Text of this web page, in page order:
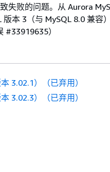
失败的问题。从 Aurora
本 3（与 MySQL 8.0 兼容
#33919635）
3.02.1）（已弃用）
3.02.3）（已弃用）